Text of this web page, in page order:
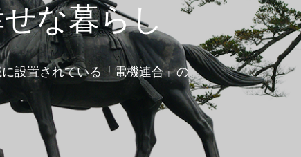
な暮らし
設置されている「電機連合」の